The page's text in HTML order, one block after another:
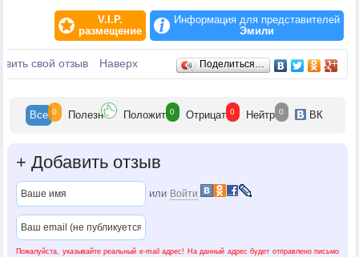
V.I.P.
размещение
Информация для представителей
Эмили
Отзывы
свой отзыв Наверх Поделиться…
Все 0 Полезн Положит 0 Отрицат 0 Нейтр 0 ВК
+ Добавить отзыв
или Войти
Пожалуйста, указывайте реальный e-mail адрес! На данный адрес будет отправлено письмо